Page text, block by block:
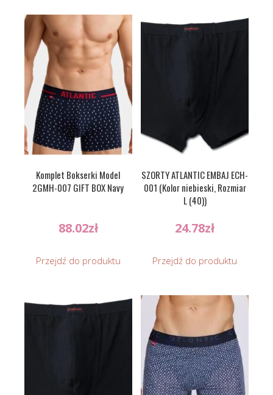
Komplet Bokserki Model
2GMH-007 GIFT BOX Navy
88.02zł
Przejdź do produktu
SZORTY ATLANTIC EMBAJ ECH-
001 (Kolor niebieski, Rozmiar
L (40))
24.78zł
Przejdź do produktu